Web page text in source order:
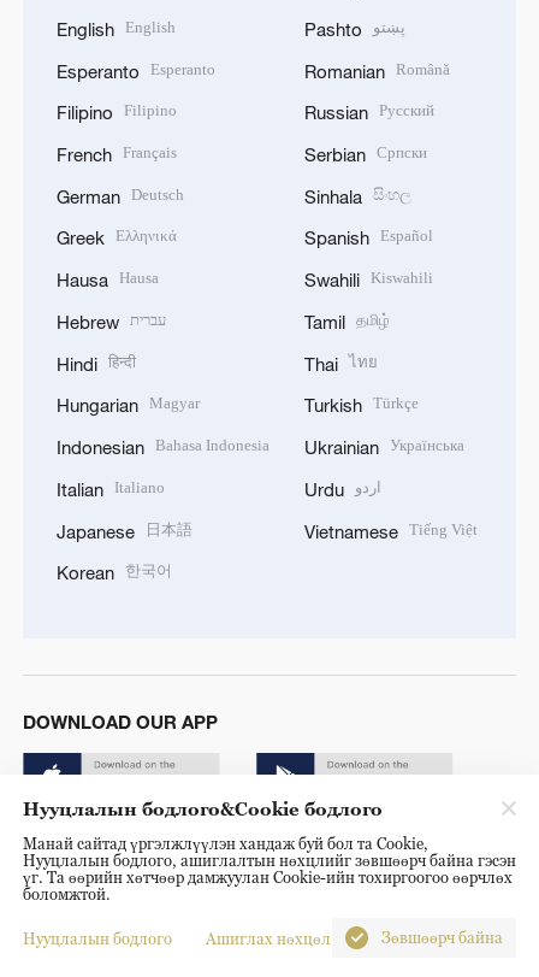
English English
Esperanto Esperanto
Filipino Filipino
French Français
German Deutsch
Greek Ελληνικά
Hausa Hausa
Hebrew עברית
Hindi हिन्दी
Hungarian Magyar
Indonesian Bahasa Indonesia
Italian Italiano
Japanese 日本語
Korean 한국어
Pashto پښتو
Romanian Română
Russian Русский
Serbian Српски
Sinhala සිංහල
Spanish Español
Swahili Kiswahili
Tamil தமிழ்
Thai ไทย
Turkish Türkçe
Ukrainian Українська
Urdu اردو
Vietnamese Tiếng Việt
DOWNLOAD OUR APP
© China Radio International.CRI. All Rights Reserved. 16A
Shijingshan Road, Beijing, China. 100040
Нууцлалын бодлого&Cookie бодлого
Манай сайтад үргэлжлүүлэн хандаж буй бол та Cookie,
Нууцлалын бодлого, ашиглалтын нөхцлийг зөвшөөрч байна гэсэн
үг. Та өөрийн хөтчөөр дамжуулан Cookie-ийн тохиргоогоо өөрчлөх
боломжтой.
Нууцлалын бодлого Ашиглах нөхцөл Зөвшөөрч байна